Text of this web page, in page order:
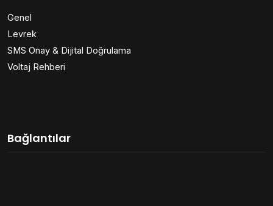
Genel
Levrek
SMS Onay & Dijital Doğrulama
Voltaj Rehberi
Bağlantılar